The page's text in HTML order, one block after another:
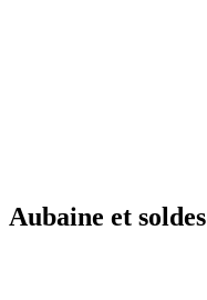
Aubaine et soldes